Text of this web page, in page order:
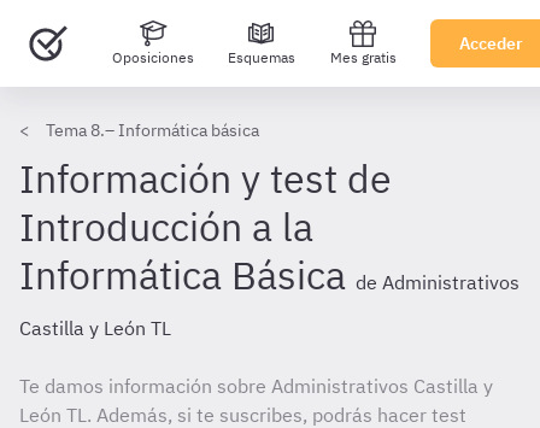
Oposiciones Esquemas Mes gratis
Acceder
Tema 8.– Informática básica
Información y test de
Introducción a la
Informática Básica de Administrativos
Castilla y León TL
Te damos información sobre Administrativos Castilla y
León TL. Además, si te suscribes, podrás hacer test